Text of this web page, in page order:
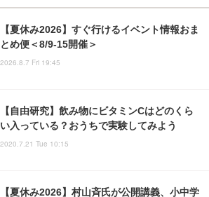
【夏休み2026】すぐ行けるイベント情報おま
とめ便＜8/9-15開催＞
2026.8.7 Fri 19:45
【自由研究】飲み物にビタミンCはどのくら
い入っている？おうちで実験してみよう
2020.7.21 Tue 10:15
【夏休み2026】村山斉氏が公開講義、小中学